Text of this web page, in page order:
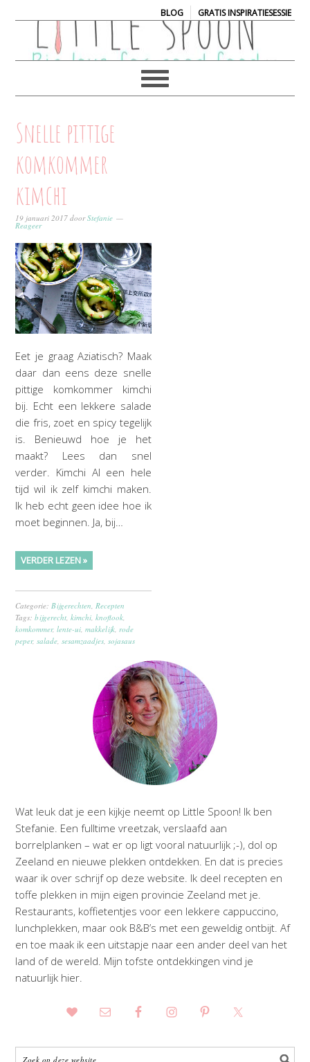
BLOG| GRATIS INSPIRATIESESSIE
Snelle pittige
komkommer
kimchi
19 januari 2017 doorStefanie
Reageer
Eet je graag Aziatisch? Maak
daar dan eens deze snelle
pittige komkommer kimchi
bij. Echt een lekkere salade
die fris, zoet en spicy tegelijk
is. Benieuwd hoe je het
maakt? Lees dan snel
verder. Kimchi Al een hele
tijd wil ik zelf kimchi maken.
Ik heb echt geen idee hoe ik
moet beginnen. Ja, bij…
VERDER LEZEN »
Categorie: Bijgerechten Recepten
Tags:bijgerecht ,kimchi ,knoflook
komkommer,lente-ui ,makkelijk rode
peper,salade ,sesamzaadjes ,sojasaus
Wat leuk dat je een kijkje neemt op Little Spoon! Ik ben
Stefanie. Een fulltime vreetzak, verslaafd aan
borrelplanken – wat er op ligt vooral natuurlijk ;-), dol op
Zeeland en nieuwe plekken ontdekken. En dat is precies
waar ik over schrijf op deze website. Ik deel recepten en
toffe plekken in mijn eigen provincie Zeeland met je.
Restaurants, koffietentjes voor een lekkere cappuccino,
lunchplekken, maar ook B&B’s met een geweldig ontbijt. Af
en toe maak ik een uitstapje naar een ander deel van het
land of de wereld. Mijn tofste ontdekkingen vind je
natuurlijk hier.